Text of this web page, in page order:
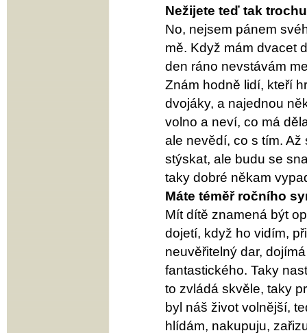
Nežijete teď tak
No, nejsem pánem
mě. Když mám dvacet
den ráno nevstávám
Znám hodně lidí, kteří
dvojáky, a najednou
volno a neví, co má
ale nevědí, co s tím.
stýskat, ale budu se
taky dobré někam
Máte téměř ročního
Mít dítě znamená být
dojetí, když ho vidím,
neuvěřitelný dar,
fantastického. Taky
to zvládá skvěle, taky
byl náš život volnější,
hlídám, nakupuju,